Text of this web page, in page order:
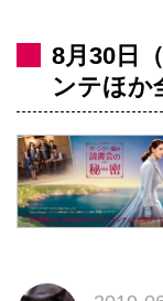
8月30日
ンテほか